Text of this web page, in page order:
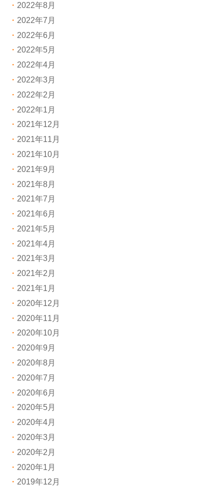
2022年8月
2022年7月
2022年6月
2022年5月
2022年4月
2022年3月
2022年2月
2022年1月
2021年12月
2021年11月
2021年10月
2021年9月
2021年8月
2021年7月
2021年6月
2021年5月
2021年4月
2021年3月
2021年2月
2021年1月
2020年12月
2020年11月
2020年10月
2020年9月
2020年8月
2020年7月
2020年6月
2020年5月
2020年4月
2020年3月
2020年2月
2020年1月
2019年12月